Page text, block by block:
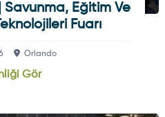
Savunma, Eğitim Ve
Fuarı
Orlando
Gör